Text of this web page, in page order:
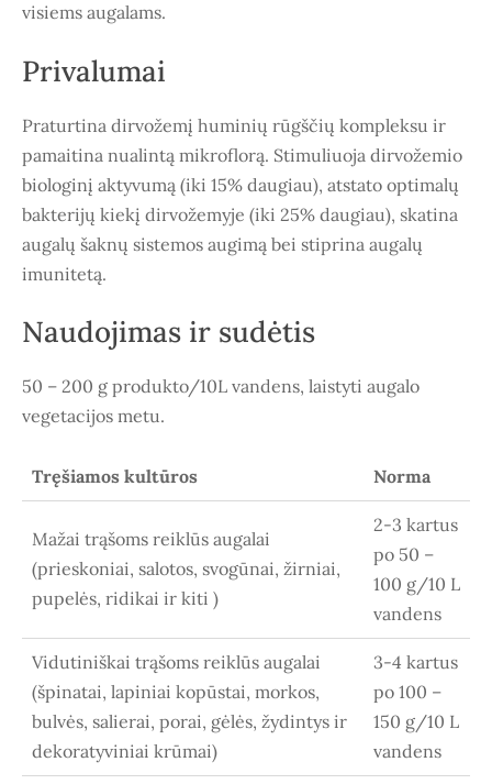
visiems augalams.
Privalumai
Praturtina dirvožemį huminių rūgščių kompleksu ir
pamaitina nualintą mikroflorą. Stimuliuoja dirvožemio
biologinį aktyvumą (iki 15% daugiau), atstato optimalų
bakterijų kiekį dirvožemyje (iki 25% daugiau), skatina
augalų šaknų sistemos augimą bei stiprina augalų
imunitetą.
Naudojimas ir sudėtis
50 – 200 g produkto/10L vandens, laistyti augalo
vegetacijos metu.
Tręšiamos kultūros Norma
Mažai trąšoms reiklūs augalai
(prieskoniai, salotos, svogūnai, žirniai,
pupelės, ridikai ir kiti )
2-3 kartus
po 50 –
100 g/10 L
vandens
Vidutiniškai trąšoms reiklūs augalai
(špinatai, lapiniai kopūstai, morkos,
bulvės, salierai, porai, gėlės, žydintys ir
dekoratyviniai krūmai)
3-4 kartus
po 100 –
150 g/10 L
vandens